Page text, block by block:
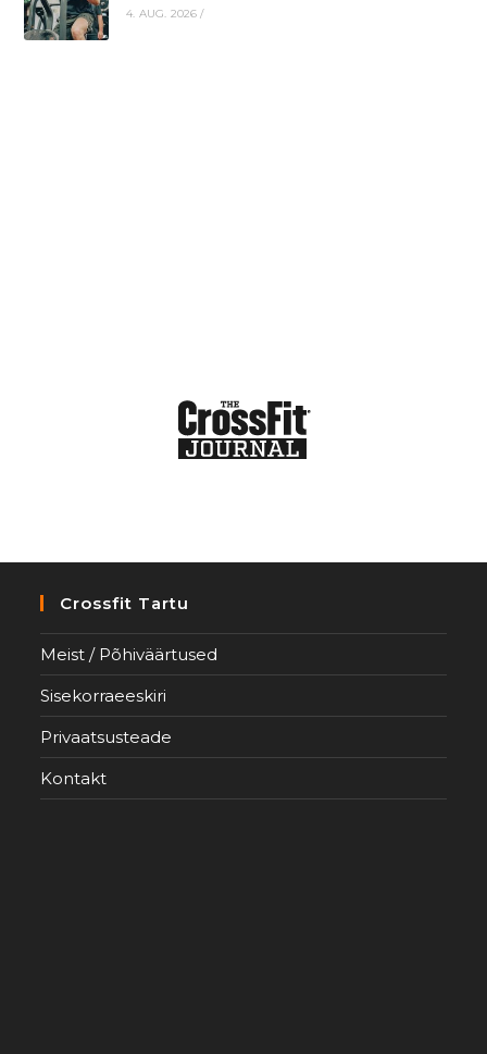
4. AUG. 2026 /
Crossfit Tartu
Meist / Põhiväärtused
Sisekorraeeskiri
Privaatsusteade
Kontakt